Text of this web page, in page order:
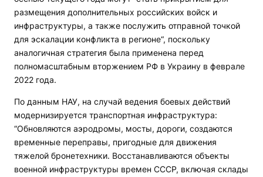
размещения дополнительных российских войск и
инфраструктуры, а также послужить отправной точкой
для эскалации конфликта в регионе“, поскольку
аналогичная стратегия была применена перед
полномасштабным вторжением РФ в Украину в феврале
2022 года.
По данным НАУ, на случай ведения боевых действий
модернизируется транспортная инфраструктура:
“Обновляются аэродромы, мосты, дороги, создаются
временные переправы, пригодные для движения
тяжелой бронетехники. Восстанавливаются объекты
военной инфраструктуры времен СССР, включая склады